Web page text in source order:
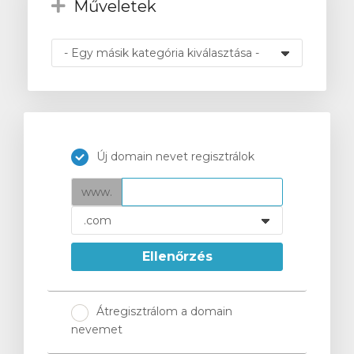
Műveletek
Új domain nevet regisztrálok
www.
Ellenőrzés
Átregisztrálom a domain
nevemet